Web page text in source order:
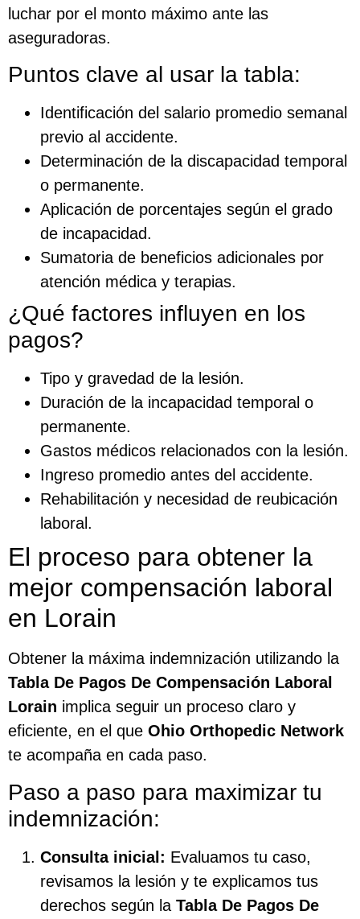
luchar por el monto máximo ante las
aseguradoras.
Puntos clave al usar la tabla:
Identificación del salario promedio semanal
previo al accidente.
Determinación de la discapacidad temporal
o permanente.
Aplicación de porcentajes según el grado
de incapacidad.
Sumatoria de beneficios adicionales por
atención médica y terapias.
¿Qué factores influyen en los
pagos?
Tipo y gravedad de la lesión.
Duración de la incapacidad temporal o
permanente.
Gastos médicos relacionados con la lesión.
Ingreso promedio antes del accidente.
Rehabilitación y necesidad de reubicación
laboral.
El proceso para obtener la
mejor compensación laboral
en Lorain
Obtener la máxima indemnización utilizando la
Tabla De Pagos De Compensación Laboral
Lorain implica seguir un proceso claro y
eficiente, en el que Ohio Orthopedic Network
te acompaña en cada paso.
Paso a paso para maximizar tu
indemnización:
Consulta inicial: Evaluamos tu caso,
revisamos la lesión y te explicamos tus
derechos según la Tabla De Pagos De